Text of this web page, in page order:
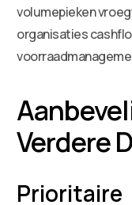
volumepieken
organisaties
Verdere
Prioritaire